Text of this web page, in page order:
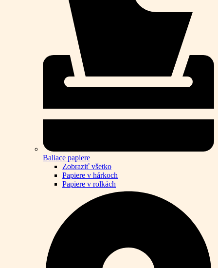
Baliace papiere
Zobraziť všetko
Papiere v hárkoch
Papiere v rolkách